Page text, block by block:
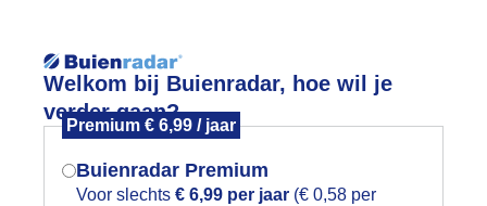
Welkom bij Buienradar, hoe wil je
verder gaan?
Premium € 6,99 / jaar
Buienradar Premium
Voor slechts € 6,99 per jaar (€ 0,58 per
Lees meer.
Foto en video Weerzine